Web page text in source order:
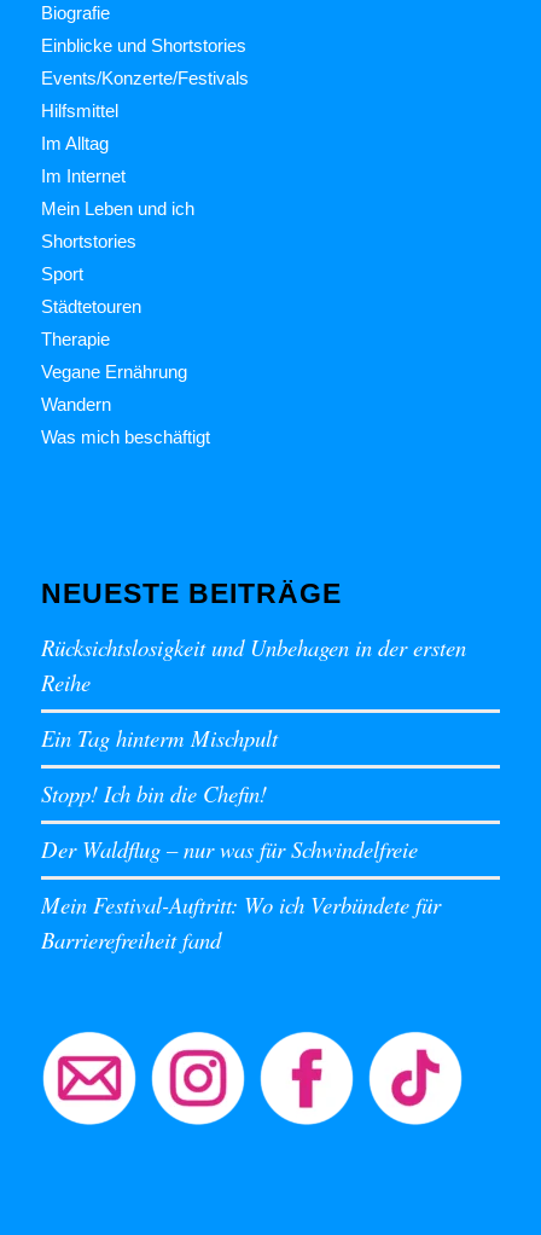
Biografie
Einblicke und Shortstories
Events/Konzerte/Festivals
Hilfsmittel
Im Alltag
Im Internet
Mein Leben und ich
Shortstories
Sport
Städtetouren
Therapie
Vegane Ernährung
Wandern
Was mich beschäftigt
NEUESTE BEITRÄGE
Rücksichtslosigkeit und Unbehagen in der ersten
Reihe
Ein Tag hinterm Mischpult
Stopp! Ich bin die Chefin!
Der Waldflug – nur was für Schwindelfreie
Mein Festival-Auftritt: Wo ich Verbündete für
Barrierefreiheit fand